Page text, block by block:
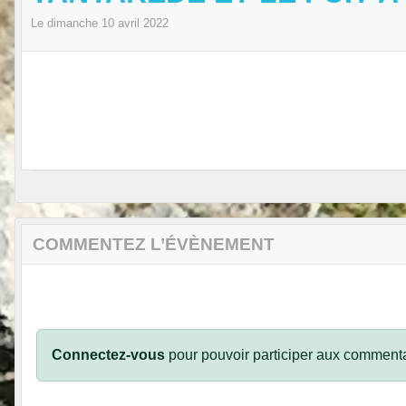
Le dimanche 10 avril 2022
COMMENTEZ L’ÉVÈNEMENT
Connectez-vous pour pouvoir participer aux